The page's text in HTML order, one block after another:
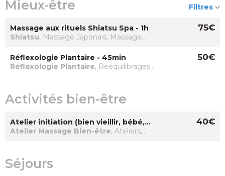
Mieux-être Filtres
Massage aux rituels Shiatsu Spa - 1h
Shiatsu, Massage Japonais, Massage
75€
Réflexologie Plantaire - 45min
Réflexologie Plantaire, Rééquilibrages
50€
Activités bien-être
Atelier initiation (bien vieillir, bébé,
couple) - 1h30
Atelier Massage Bien-être, Ateliers,
40€
Séjours